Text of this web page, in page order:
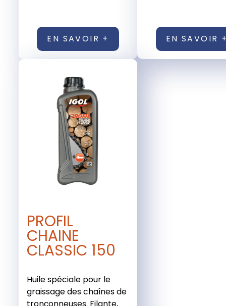
EN SAVOIR + EN SAVOIR
PROFIL
CHAINE
CLASSIC 150
Huile spéciale pour le
graissage des chaînes de